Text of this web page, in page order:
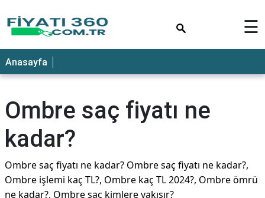
☰
Anasayfa
Ombre saç fiyatı ne
kadar?
Ombre saç fiyatı ne kadar? Ombre saç fiyatı ne kadar?,
Ombre işlemi kaç TL?, Ombre kaç TL 2024?, Ombre ömrü
ne kadar?, Ombre saç kimlere yakışır?